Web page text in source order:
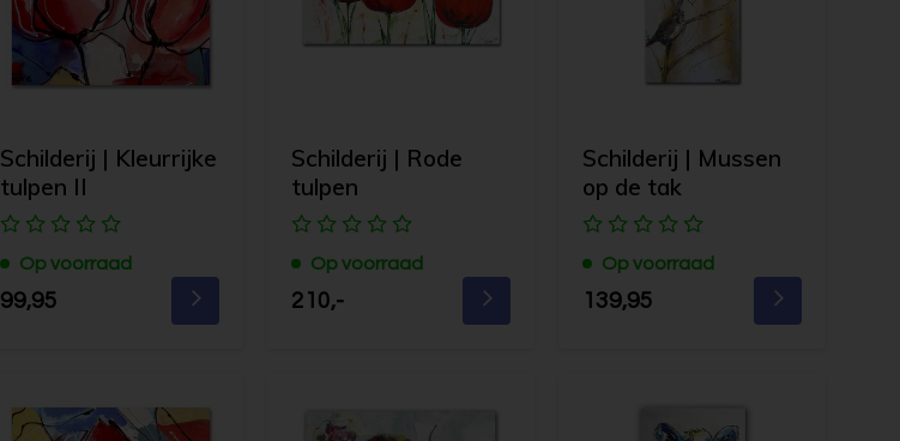
Schilderij | Kleurrijke
tulpen II
Op voorraad
99,95
Schilderij | Rode
tulpen
Op voorraad
210,-
Schilderij | Mussen
op de tak
Op voorraad
139,95